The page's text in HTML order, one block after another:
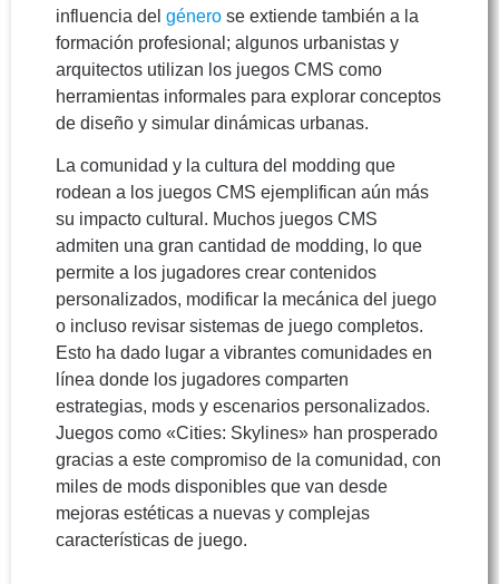
influencia del género se extiende también a la
formación profesional; algunos urbanistas y
arquitectos utilizan los juegos CMS como
herramientas informales para explorar conceptos
de diseño y simular dinámicas urbanas.
La comunidad y la cultura del modding que
rodean a los juegos CMS ejemplifican aún más
su impacto cultural. Muchos juegos CMS
admiten una gran cantidad de modding, lo que
permite a los jugadores crear contenidos
personalizados, modificar la mecánica del juego
o incluso revisar sistemas de juego completos.
Esto ha dado lugar a vibrantes comunidades en
línea donde los jugadores comparten
estrategias, mods y escenarios personalizados.
Juegos como «Cities: Skylines» han prosperado
gracias a este compromiso de la comunidad, con
miles de mods disponibles que van desde
mejoras estéticas a nuevas y complejas
características de juego.